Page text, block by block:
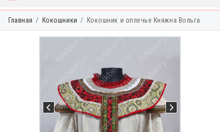
Главная Кокошники Кокошник и оплечье Княжна Вольга